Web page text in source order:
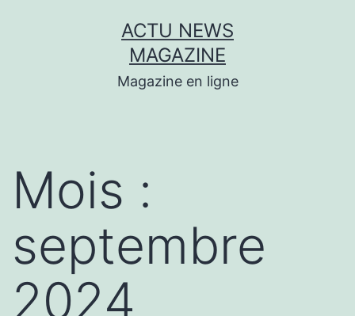
ACTU NEWS
MAGAZINE
Magazine en ligne
Mois :
septembre
2024